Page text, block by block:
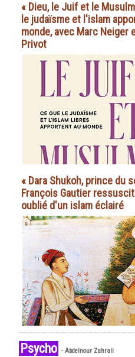
« Dieu, le Juif et le
le judaïsme et l'islam
monde, avec Marc Neiger
Privot
« Dara Shukoh, prince du
François Gautier
oublié d'un islam éclairé
Psycho - Abdelnour Zahrali